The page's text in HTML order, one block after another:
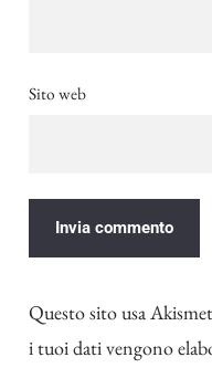
Sito web
Questo sito usa
i tuoi dati vengono